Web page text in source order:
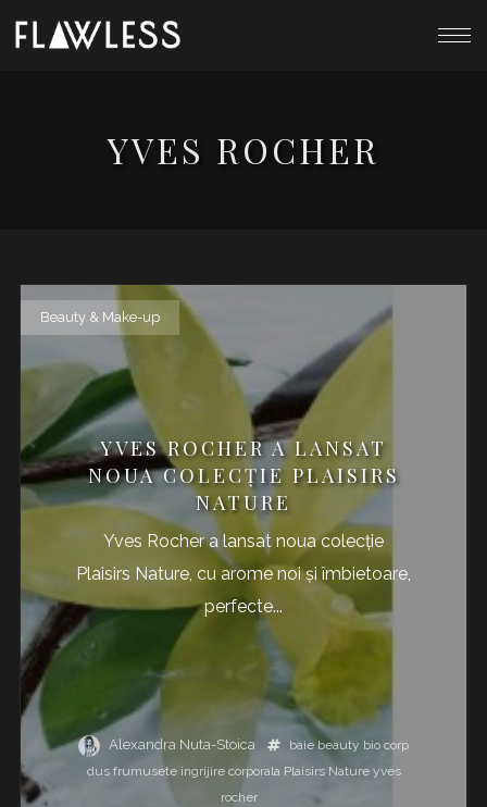
YVES ROCHER
Beauty & Make-up
YVES ROCHER A LANSAT
NOUA COLECȚIE PLAISIRS
NATURE
Yves Rocher a lansat noua colecție
Plaisirs Nature, cu arome noi și îmbietoare,
perfecte...
Alexandra Nuta-Stoica baie beauty bio corp
dus frumusete ingrijire corporala Plaisirs Nature yves
rocher